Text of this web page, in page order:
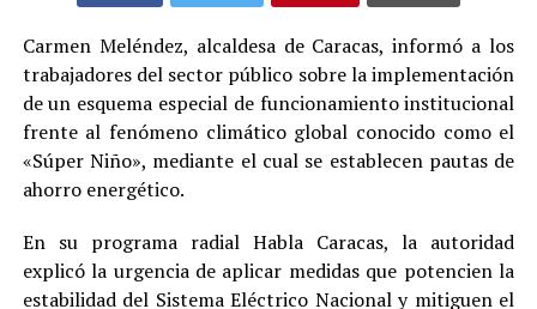
Carmen Meléndez, alcaldesa de Caracas, informó a los
trabajadores del sector público sobre la implementación
de un esquema especial de funcionamiento institucional
frente al fenómeno climático global conocido como el
«Súper Niño», mediante el cual se establecen pautas de
ahorro energético.
En su programa radial Habla Caracas, la autoridad
explicó la urgencia de aplicar medidas que potencien la
estabilidad del Sistema Eléctrico Nacional y mitiguen el